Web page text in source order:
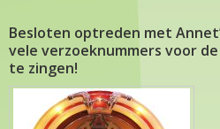
Besloten optreden met
vele verzoeknummers voor
te zingen!